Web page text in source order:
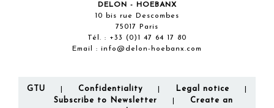
DELON - HOEBANX
10 bis rue Descombes
75017 Paris
Tél. : +33 (0)1 47 64 17 80
Email : info@delon-hoebanx.com
GTU Confidentiality Legal notice
Subscribe to Newsletter Create an